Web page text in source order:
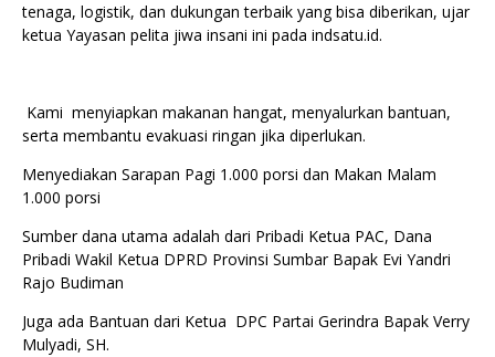
tenaga, logistik, dan dukungan terbaik yang bisa diberikan, ujar
ketua Yayasan pelita jiwa insani ini pada indsatu.id.
Kami menyiapkan makanan hangat, menyalurkan bantuan,
serta membantu evakuasi ringan jika diperlukan.
Menyediakan Sarapan Pagi 1.000 porsi dan Makan Malam
1.000 porsi
Sumber dana utama adalah dari Pribadi Ketua PAC, Dana
Pribadi Wakil Ketua DPRD Provinsi Sumbar Bapak Evi Yandri
Rajo Budiman
Juga ada Bantuan dari Ketua DPC Partai Gerindra Bapak Verry
Mulyadi, SH.